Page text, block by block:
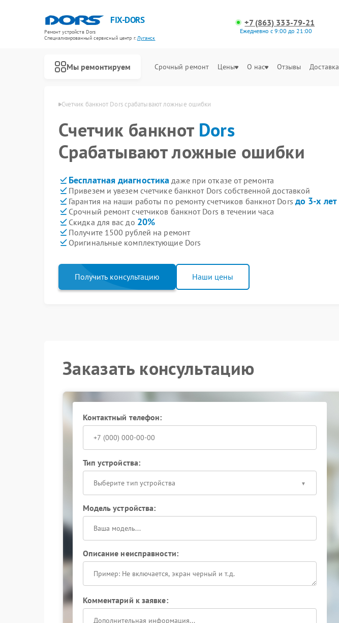
FIX-DORS
Ремонт устройств Dors
Специализированный cервисный центр г.Луганск
+7 (863) 333-79-21
Ежедневно с 9:00 до 21:00
Мы ремонтируем Срочный ремонт Цены О нас Отзывы Доставка
Счетчик банкнот Dors срабатывают ложные ошибки
Счетчик банкнот Dors
Срабатывают ложные ошибки
Бесплатная диагностика даже при отказе от ремонта
Привезем и увезем счетчике банкнот Dors собственной доставкой
Гарантия на наши работы по ремонту счетчиков банкнот Dors до 3-х лет
Срочный ремонт счетчиков банкнот Dors в течении часа
Скидка для вас до 20%
Получите 1500 рублей на ремонт
Оригинальные комплектующие Dors
Получить консультацию Наши цены
Заказать консультацию
Контактный телефон:
Тип устройства:
Выберите тип устройства
Модель устройства:
Описание неисправности:
Комментарий к заявке: